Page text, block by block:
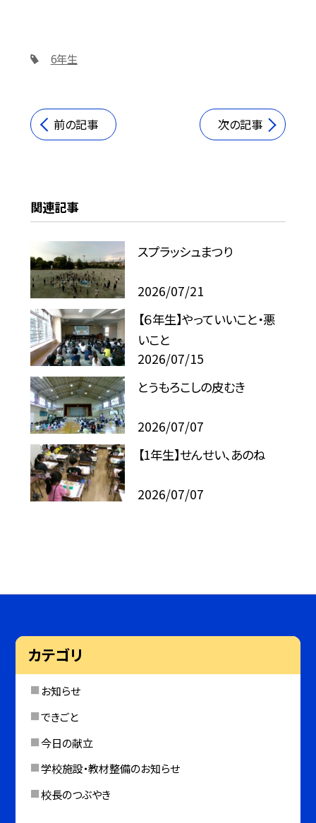
6年生
前の記事 次の記事
関連記事
スプラッシュまつり
2026/07/21
【６年生】やっていいこと・悪
いこと
2026/07/15
とうもろこしの皮むき
2026/07/07
【1年生】せんせい、あのね
2026/07/07
カテゴリ
お知らせ
できごと
今日の献立
学校施設・教材整備のお知らせ
校長のつぶやき